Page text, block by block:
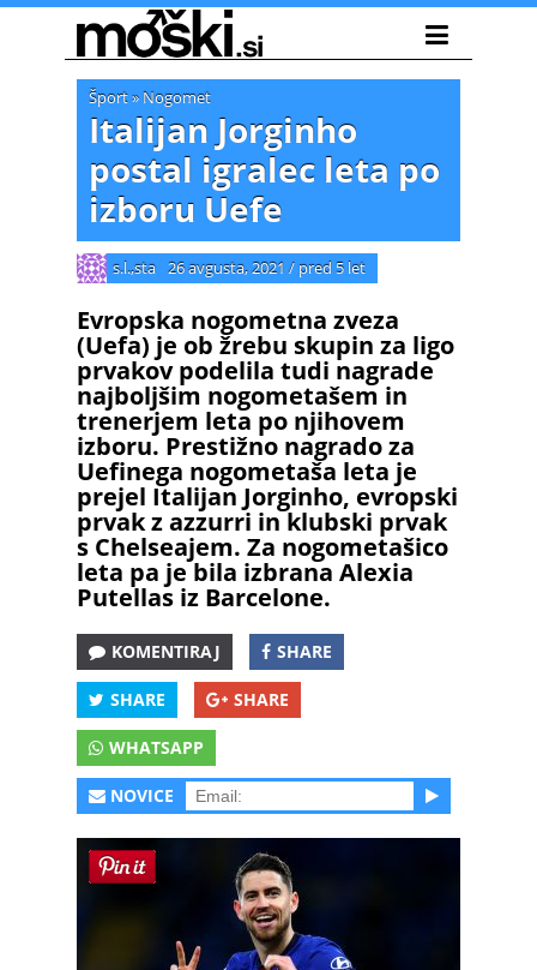
Šport» Nogomet
Italijan Jorginho
postal igralec leta po
izboru Uefe
s.l.,sta 26 avgusta, 2021 / pred 5 let
Evropska nogometna zveza
(Uefa) je ob žrebu skupin za ligo
prvakov podelila tudi nagrade
najboljšim nogometašem in
trenerjem leta po njihovem
izboru. Prestižno nagrado za
Uefinega nogometaša leta je
prejel Italijan Jorginho, evropski
prvak z azzurri in klubski prvak
s Chelseajem. Za nogometašico
leta pa je bila izbrana Alexia
Putellas iz Barcelone.
KOMENTIRAJ SHARE
SHARE SHARE
WHATSAPP
NOVICE